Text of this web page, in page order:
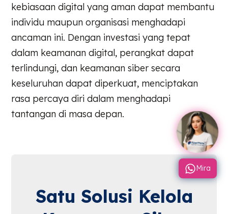
kebiasaan digital yang aman dapat membantu
individu maupun organisasi menghadapi
ancaman ini. Dengan investasi yang tepat
dalam keamanan digital, perangkat dapat
terlindungi, dan keamanan siber secara
keseluruhan dapat diperkuat, menciptakan
rasa percaya diri dalam menghadapi
tantangan di masa depan.
Satu Solusi Kelola
Mira